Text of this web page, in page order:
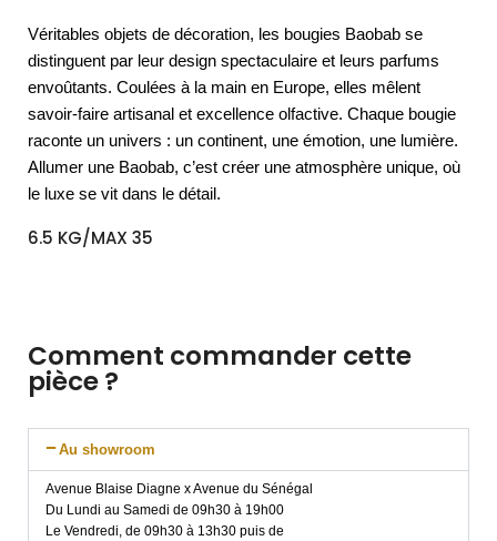
Véritables objets de décoration, les bougies Baobab se
distinguent par leur design spectaculaire et leurs parfums
envoûtants. Coulées à la main en Europe, elles mêlent
savoir-faire artisanal et excellence olfactive. Chaque bougie
raconte un univers : un continent, une émotion, une lumière.
Allumer une Baobab, c’est créer une atmosphère unique, où
le luxe se vit dans le détail.
6.5 KG/MAX 35
Comment commander cette
pièce ?
Au showroom
Avenue Blaise Diagne x Avenue du Sénégal
Du Lundi au Samedi de 09h30 à 19h00
Le Vendredi, de 09h30 à 13h30 puis de